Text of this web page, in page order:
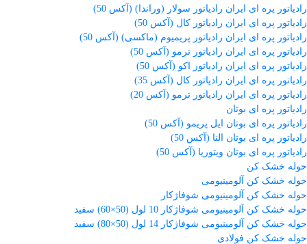
رادیاتور پره ای ایران رادیاتور سولار (وراندا) (آکس 50)
رادیاتور پره ای ایران رادیاتور کال (آکس 50)
رادیاتور پره ای ایران رادیاتور پریمیوم (ماکسی) (آکس 50)
رادیاتور پره ای ایران رادیاتور ترمو (آکس 50)
رادیاتور پره ای ایران رادیاتور اکو (آکس 50)
رادیاتور پره ای ایران رادیاتور کال (آکس 35)
رادیاتور پره ای ایران رادیاتور ترمو (آکس 20)
رادیاتور پره ای بوتان
رادیاتور پره ای بوتان ایل پریمو (آکس 50)
رادیاتور پره ای بوتان النا (آکس 50)
رادیاتور پره ای بوتان ویتوریا (آکس 50)
حوله خشک کن
حوله خشک کن آلومینیومی
حوله خشک کن آلومینیومی شوفاژکار
حوله خشک کن آلومینیومی شوفاژکار 10 لول (50×60) سفید
حوله خشک کن آلومینیومی شوفاژکار 14 لول (50×80) سفید
حوله خشک کن فولادی